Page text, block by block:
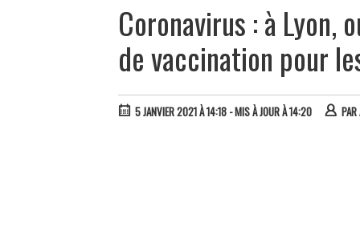
Coronavirus : à Lyon,
de vaccination pour
5 JANVIER 2021 À 14:18 - MIS À JOUR À 14:20 PAR